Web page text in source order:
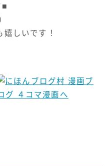
■
しいです！